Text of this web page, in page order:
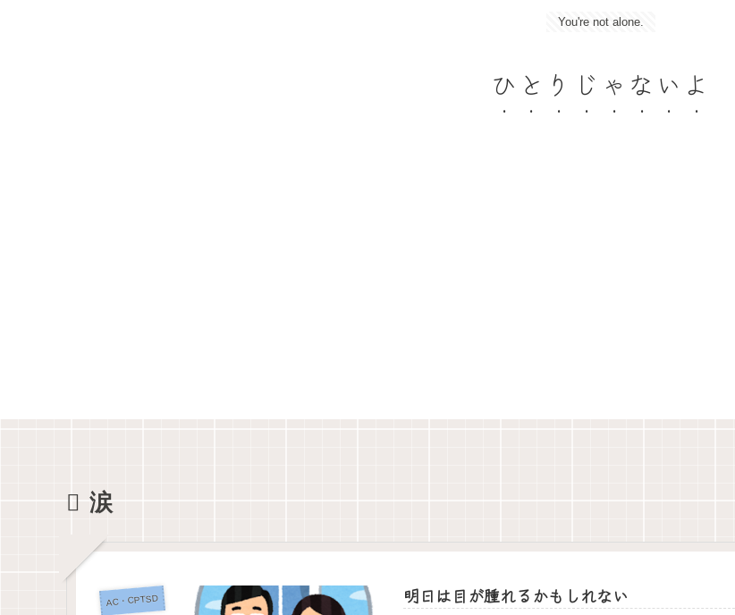
You're not alone.
ひとりじゃないよ
涙
AC・CPTSD 明日は目が腫れるかもしれない